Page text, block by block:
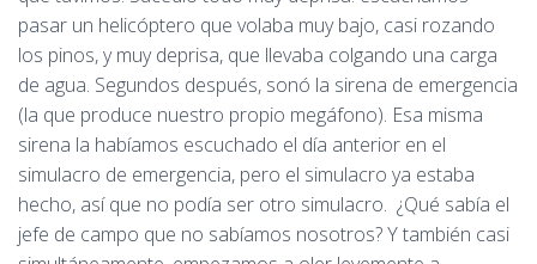
pasar un helicóptero que volaba muy bajo, casi rozando
los pinos, y muy deprisa, que llevaba colgando una carga
de agua. Segundos después, sonó la sirena de emergencia
(la que produce nuestro propio megáfono). Esa misma
sirena la habíamos escuchado el día anterior en el
simulacro de emergencia, pero el simulacro ya estaba
hecho, así que no podía ser otro simulacro. ¿Qué sabía el
jefe de campo que no sabíamos nosotros? Y también casi